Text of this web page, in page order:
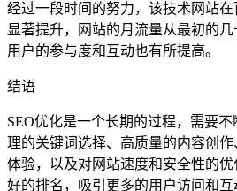
经过一段时间的努力，该技术网站
显著提升，网站的月流量从最初的几
用户的参与度和互动也有所提高。
结语
SEO优化是一个长期的过程，需要
理的关键词选择、高质量的内容创
体验，以及对网站速度和安全性的
好的排名，吸引更多的用户访问和